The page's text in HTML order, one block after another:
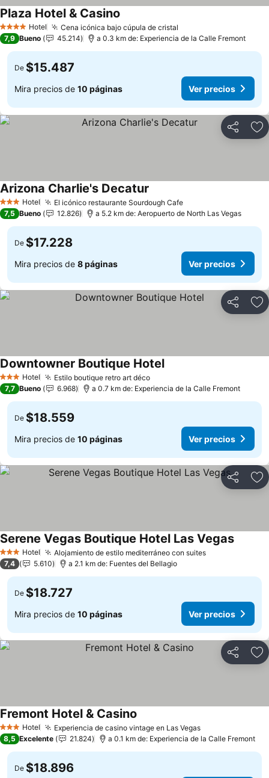
4 EstrellasHotel Cena icónica bajo cúpula de cristal
Plaza Hotel & Casino
7,9 Bueno 45.214 a 0.3 km de: Experiencia de la Calle Fremont
De $15.487
Mira precios de 10 páginas Ver precios
Compartir
3 Estrellas
Hotel El icónico restaurante Sourdough CafeVer precios
Arizona Charlie's Decatur
7,5 Bueno 12.826 a 5.2 km de: Aeropuerto de North Las Vegas
De $17.228
Mira precios de 8 páginas Ver precios
Compartir
3 Estrellas
Hotel Estilo boutique retro art décoVer precios
Downtowner Boutique HotelVer precios
7,7 Bueno 6.968 a 0.7 km de: Experiencia de la Calle Fremont
De $18.559
Mira precios de 10 páginas Ver precios
Compartir
3 Estrellas
Hotel Alojamiento de estilo mediterráneo con suitesVer precios
Serene Vegas Boutique Hotel Las VegasVer
7,4 5.610 a 2.1 km de: Fuentes del Bellagio
De $18.727
Mira precios de 10 páginas Ver precios
Compartir
3 Estrellas
Hotel Experiencia de casino vintage en Las VegasVer precios
Fremont Hotel & Casino
8,5 Excelente 21.824 a 0.1 km de: Experiencia de la Calle Fremont
De $18.896